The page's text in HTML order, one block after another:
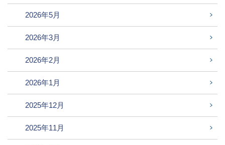
2026年5月
2026年3月
2026年2月
2026年1月
2025年12月
2025年11月